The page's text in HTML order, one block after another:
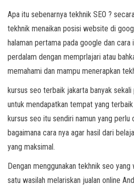
Apa itu sebenarnya tekhnik SEO ?
tekhnik menaikan posisi website di
halaman pertama pada google dan cara
perdalam dengan memprlajari atau
memahami dan mampu menerapkan
kursus seo terbaik jakarta banyak
untuk mendapatkan tempat yang
kursus seo itu sendiri namun yang
bagaimana cara nya agar hasil dari
yang maksimal.
Dengan menggunakan tekhnik seo
satu wasilah melariskan jualan online